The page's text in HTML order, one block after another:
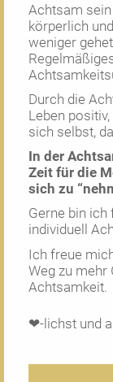
Achtsam
körperlich
weniger
Durch die
Leben
sich selbst,
In der
Zeit für die
sich zu
Gerne bin ich
individuell
Ich freue
Weg zu mehr
Achtsamkeit.
❤-lichst und